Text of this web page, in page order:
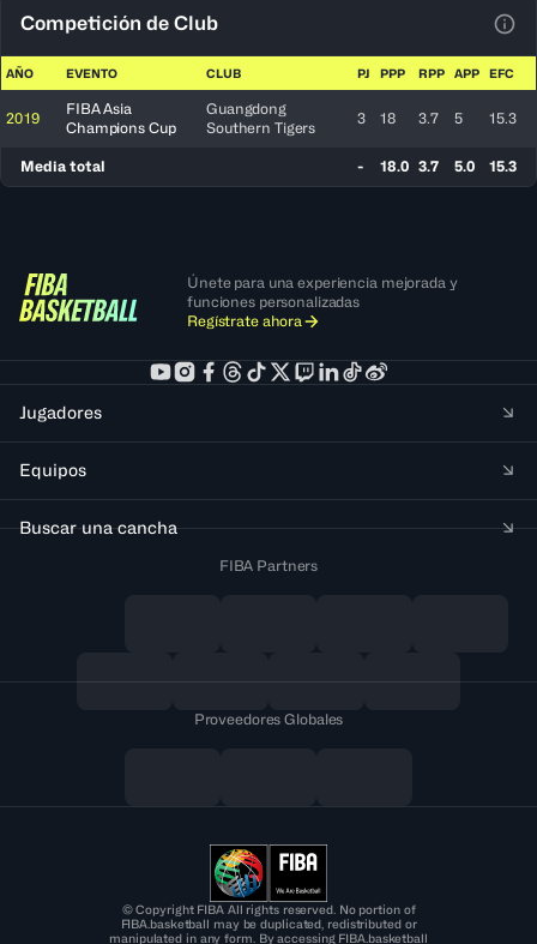
Competición de Club
AÑO EVENTO CLUB PJ PPP RPP APP EFC
2019
FIBA Asia
Champions Cup
Guangdong
Southern Tigers
3 18 3.7 5 15.3
Media total - 18.0 3.7 5.0 15.3
Únete para una experiencia mejorada y
funciones personalizadas
Regístrate ahora
Jugadores
Equipos
Buscar una cancha
FIBA Partners
Proveedores Globales
© Copyright FIBA All rights reserved. No portion of
FIBA.basketball may be duplicated, redistributed or
manipulated in any form. By accessing FIBA.basketball